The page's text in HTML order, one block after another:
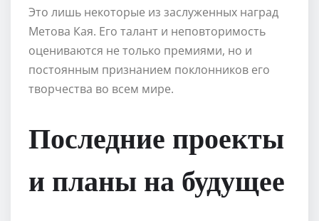
Это лишь некоторые из заслуженных наград
Метова Кая. Его талант и неповторимость
оцениваются не только премиями, но и
постоянным признанием поклонников его
творчества во всем мире.
Последние проекты
и планы на будущее